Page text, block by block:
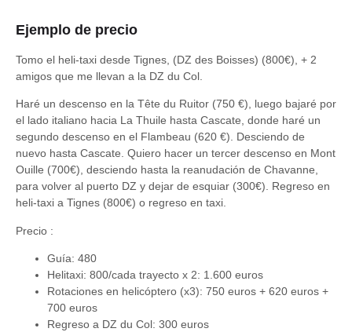
Ejemplo de precio
Tomo el heli-taxi desde Tignes, (DZ des Boisses) (800€), + 2
amigos que me llevan a la DZ du Col.
Haré un descenso en la Tête du Ruitor (750 €), luego bajaré por
el lado italiano hacia La Thuile hasta Cascate, donde haré un
segundo descenso en el Flambeau (620 €). Desciendo de
nuevo hasta Cascate. Quiero hacer un tercer descenso en Mont
Ouille (700€), desciendo hasta la reanudación de Chavanne,
para volver al puerto DZ y dejar de esquiar (300€). Regreso en
heli-taxi a Tignes (800€) o regreso en taxi.
Precio :
Guía: 480
Helitaxi: 800/cada trayecto x 2: 1.600 euros
Rotaciones en helicóptero (x3): 750 euros + 620 euros +
700 euros
Regreso a DZ du Col: 300 euros